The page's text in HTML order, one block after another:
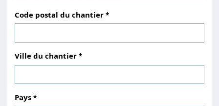
Code postal du chantier
Ville du chantier
Pays